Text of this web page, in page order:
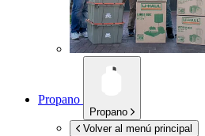
Propano
Propano
Volver al menú principal